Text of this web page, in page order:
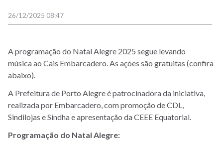
26/12/2025 08:47
A programação do Natal Alegre 2025 segue levando
música ao Cais Embarcadero. As ações são gratuitas (confira
abaixo).
A Prefeitura de Porto Alegre é patrocinadora da iniciativa,
realizada por Embarcadero, com promoção de CDL,
Sindilojas e Sindha e apresentação da CEEE Equatorial.
Programação do Natal Alegre: